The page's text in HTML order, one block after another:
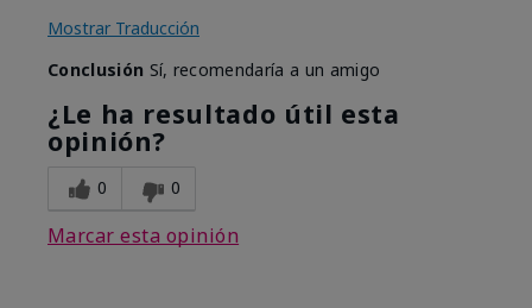
Mostrar Traducción
Conclusión Sí, recomendaría a un amigo
¿Le ha resultado útil esta
opinión?
0 0
Marcar esta opinión